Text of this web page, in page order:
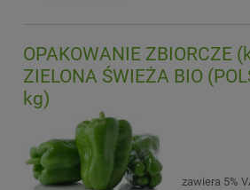
OPAKOWANIE ZBIORCZE
ZIELONA ŚWIEŻA BIO
kg)
zawiera 5%